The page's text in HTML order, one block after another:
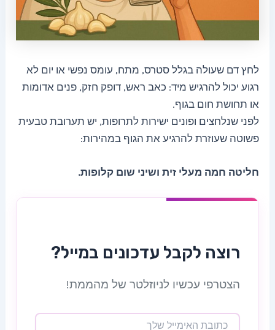
לחץ דם שעולה בגלל סטרס, מתח, עומס נפשי או יום לא
רגוע יכול להרגיש מיד: כאב ראש, דופק חזק, פנים אדומות
או תחושת חום בגוף.
לפני שנלחצים ופונים ישירות לתרופות, יש תערובת טבעית
פשוטה שעוזרת להרגיע את הגוף במהירות:
חליטה חמה מעלי זית ושיני שום קלופות.
רוצה לקבל עדכונים במייל?
הצטרפי עכשיו לניוזלטר של מהממת!